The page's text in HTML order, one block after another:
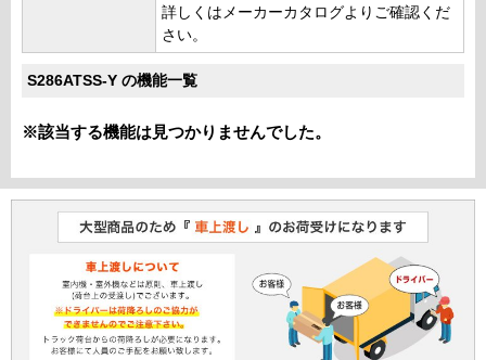
詳しくはメーカーカタログよりご確認くだ
さい。
S286ATSS-Y の機能一覧
※該当する機能は見つかりませんでした。